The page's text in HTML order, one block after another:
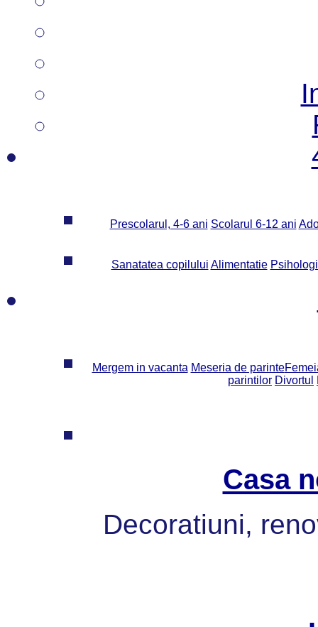
Prescolarul, 4-6 ani Scolarul 6-12 ani
Sanatatea copilului Alimentatie
Mergem in vacanta Meseria de parinte
parintilor Divortul
Casa
Decoratiuni,